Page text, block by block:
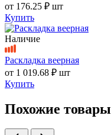
от 176.25 ₽ шт
Купить
Наличие
Раскладка веерная
от 1 019.68 ₽ шт
Купить
Похожие товары